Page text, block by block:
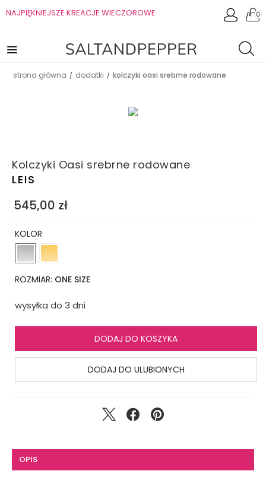
NAJPIĘKNIEJSZE KREACJE WIECZOROWE 0
strona główna / dodatki / kolczyki oasi srebrne rodowane
Kolczyki Oasi srebrne rodowane
LEIS
545,00 zł
KOLOR
ROZMIAR: ONE SIZE
wysyłka do 3 dni
DODAJ DO KOSZYKA
DODAJ DO ULUBIONYCH
OPIS